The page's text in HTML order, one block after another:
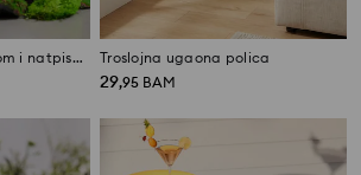
Metalna kanta s ručkom i natpisom Home Gardener Troslojna ugaona polica
29,95 BAM